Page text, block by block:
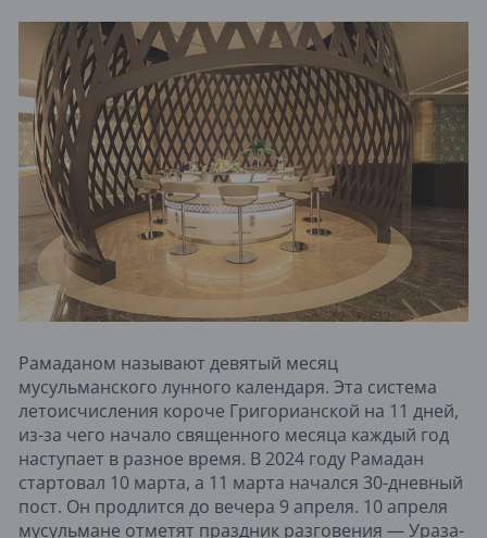
Рамаданом называют девятый месяц
мусульманского лунного календаря. Эта система
летоисчисления короче Григорианской на 11 дней,
из-за чего начало священного месяца каждый год
наступает в разное время. В 2024 году Рамадан
стартовал 10 марта, а 11 марта начался 30-дневный
пост. Он продлится до вечера 9 апреля. 10 апреля
мусульмане отметят праздник разговения — Ураза-